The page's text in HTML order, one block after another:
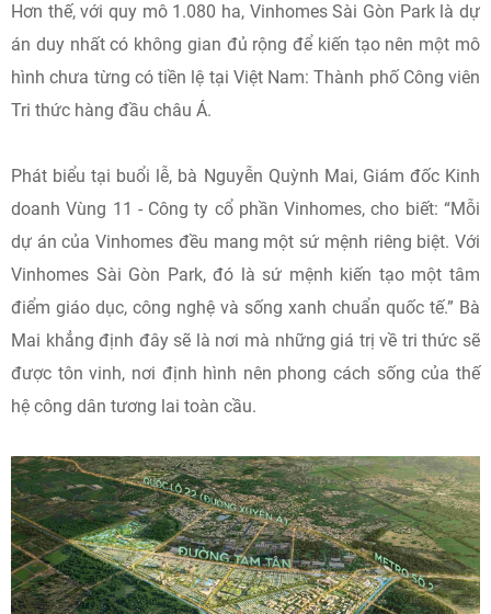
Hơn thế, với quy mô 1.080 ha, Vinhomes Sài Gòn Park là dự
án duy nhất có không gian đủ rộng để kiến tạo nên một mô
hình chưa từng có tiền lệ tại Việt Nam: Thành phố Công viên
Tri thức hàng đầu châu Á.
Phát biểu tại buổi lễ, bà Nguyễn Quỳnh Mai, Giám đốc Kinh
doanh Vùng 11 - Công ty cổ phần Vinhomes, cho biết: “Mỗi
dự án của Vinhomes đều mang một sứ mệnh riêng biệt. Với
Vinhomes Sài Gòn Park, đó là sứ mệnh kiến tạo một tâm
điểm giáo dục, công nghệ và sống xanh chuẩn quốc tế.” Bà
Mai khẳng định đây sẽ là nơi mà những giá trị về tri thức sẽ
được tôn vinh, nơi định hình nên phong cách sống của thế
hệ công dân tương lai toàn cầu.